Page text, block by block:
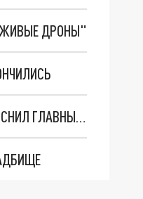
ДРОНЫ"
"МЫ ВАС ЗАСТАВИМ": ЖУТКИЕ ДЕТАЛИ ОХОТЫ НА ГЕНЕРАЛА. ЗЕЛЕНСКИЙ ОБЪЯСНИЛ ГЛАВНЫЙ СМЫСЛ ТЕРАКТА В ЦЕНТРЕ МОСКВЫ